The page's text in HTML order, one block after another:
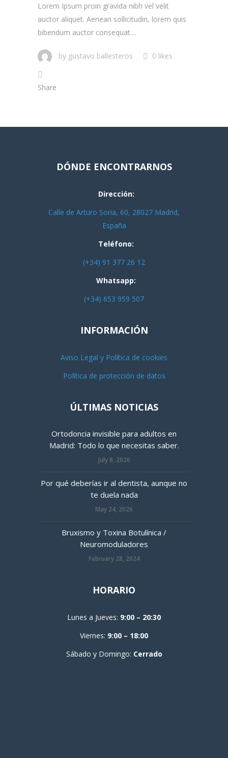
Lorem Ipsum proin gravida nibh vel velit
auctor aliquet. Aenean sollicitudin, lorem quis
bibendum auctor consequat....
by gustavo ballesteros 0 likes
Share
DÓNDE ENCONTRARNOS
Dirección:
Calle de Arturo Soria, 60, 28027 Madrid,
España
Teléfono:
(+34) 91 377 26 12
Whatsapp:
(+34) 653 959 507
INFORMACIÓN
Aviso Legal y Política de cookies
Política de protección de datos
ÚLTIMAS NOTICIAS
Ortodoncia invisible para adultos en
Madrid: Todo lo que necesitas saber.
July 8, 2026
Por qué deberías ir al dentista, aunque no
te duela nada
May 24, 2026
Bruxismo y Toxina Botulínica /
Neuromoduladores
February 28, 2024
HORARIO
Lunes a Jueves: 9:00 – 20:30
Viernes: 9:00 – 18:00
Sábado y Domingo: Cerrado